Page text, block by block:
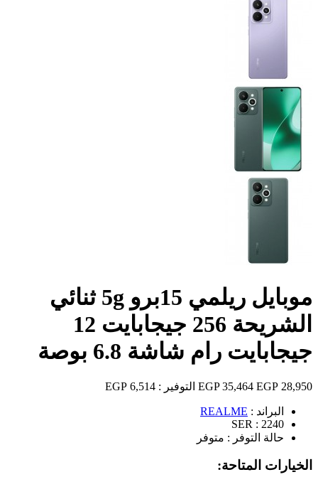
موبايل ريلمي 15برو 5g ثنائي
الشريحة 256 جيجابايت 12
جيجابايت رام شاشة 6.8 بوصة
28,950 EGP
35,464 EGP التوفير : 6,514 EGP
البراند : REALME
SER : 2240
حالة التوفر : متوفر
الخيارات المتاحة: